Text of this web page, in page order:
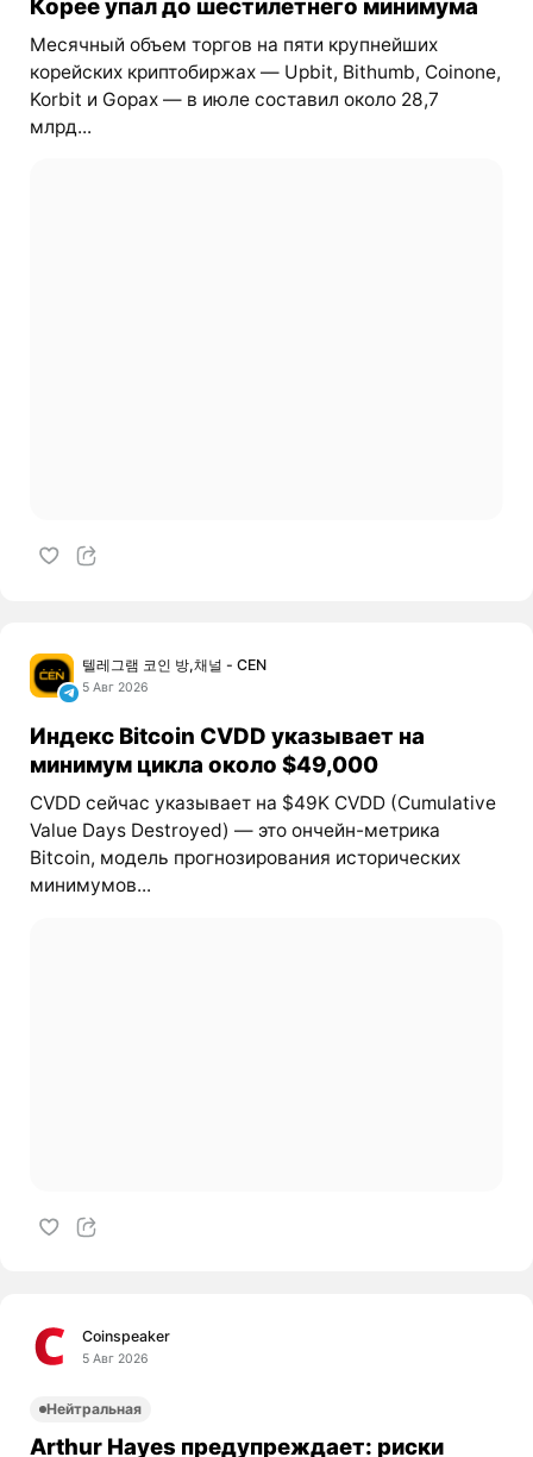
Корее упал до шестилетнего минимума
Месячный объем торгов на пяти крупнейших
корейских криптобиржах — Upbit, Bithumb, Coinone,
Korbit и Gopax — в июле составил около 28,7
млрд...
텔레그램 코인 방,채널 - CEN
5 Авг 2026
Индекс Bitcoin CVDD указывает на
минимум цикла около $49,000
CVDD сейчас указывает на $49K CVDD (Cumulative
Value Days Destroyed) — это ончейн-метрика
Bitcoin, модель прогнозирования исторических
минимумов...
Coinspeaker
5 Авг 2026
Нейтральная
Arthur Hayes предупреждает: риски